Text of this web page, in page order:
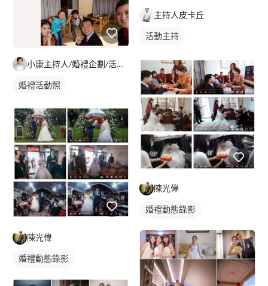
小康主持人/婚禮企劃/活動企劃/禮賓/SG
婚禮活動照
陳光偉
婚禮動態錄影
主持人皮卡丘
活動主持
陳光偉
婚禮動態錄影